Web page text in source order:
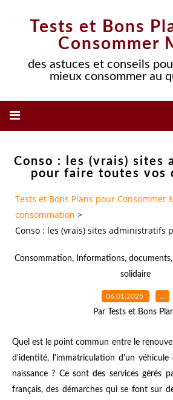
Tests et Bons
Consommer
des astuces et conseils
mieux consommer au
Conso : les (vrais) sites
pour faire toutes vos
Tests et Bons Plans pour Consommer
consommation >
Conso : les (vrais) sites administratifs
Consommation, Informations, documents,
solidaire
06.01.2025 …
Par Tests et Bons
Quel est le point commun entre le
d'identité, l'immatriculation d'un
naissance ? Ce sont des services gérés
français, des démarches qui se font sur